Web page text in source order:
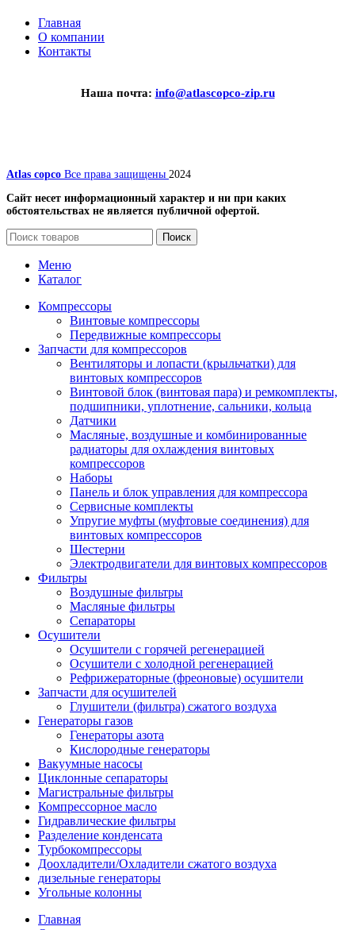
Главная
О компании
Контакты
Наша почта: info@atlascopco-zip.ru
Atlas copco Все права защищены 2024
Сайт несет информационный характер и ни при каких
обстоятельствах не является публичной офертой.
Поиск
Меню
Каталог
Компрессоры
Винтовые компрессоры
Передвижные компрессоры
Запчасти для компрессоров
Вентиляторы и лопасти (крыльчатки) для
винтовых компрессоров
Винтовой блок (винтовая пара) и ремкомплекты,
подшипники, уплотнение, сальники, кольца
Датчики
Масляные, воздушные и комбинированные
радиаторы для охлаждения винтовых
компрессоров
Наборы
Панель и блок управления для компрессора
Сервисные комплекты
Упругие муфты (муфтовые соединения) для
винтовых компрессоров
Шестерни
Электродвигатели для винтовых компрессоров
Фильтры
Воздушные фильтры
Масляные фильтры
Сепараторы
Осушители
Осушители с горячей регенерацией
Осушители с холодной регенерацией
Рефрижераторные (фреоновые) осушители
Запчасти для осушителей
Глушители (фильтра) сжатого воздуха
Генераторы газов
Генераторы азота
Кислородные генераторы
Вакуумные насосы
Циклонные сепараторы
Магистральные фильтры
Компрессорное масло
Гидравлические фильтры
Разделение конденсата
Турбокомпрессоры
Доохладители/Охладители сжатого воздуха
дизельные генераторы
Угольные колонны
Главная